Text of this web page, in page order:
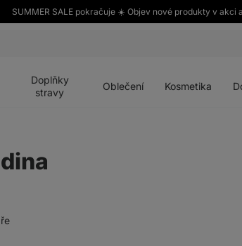
SUMMER SALE pokračuje ☀️ Objev nové produkty v akci
Doplňky
stravy
Oblečení Kosmetika